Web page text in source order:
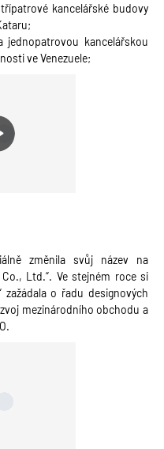
kancelářské budovy
kancelářskou
ve Venezuele;
změnila svůj název na
Ltd.“. Ve stejném roce si
zažádala o řadu designových
mezinárodního obchodu a